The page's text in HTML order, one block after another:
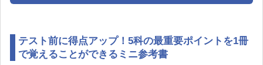
テスト前に得点アップ！5科の最重要ポイントを1冊
で覚えることができるミニ参考書